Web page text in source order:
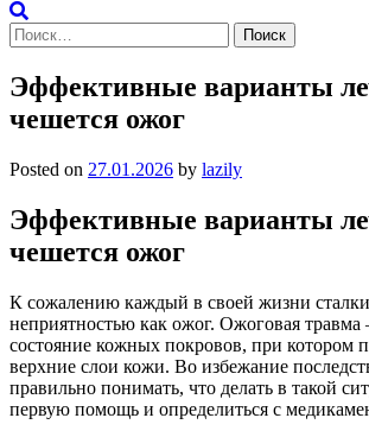
Найти:
Эффективные варианты
чешется ожог
Posted on 27.01.2026 by lazily
Эффективные варианты
чешется ожог
К сожалению каждый в своей жизни
неприятностью как ожог. Ожоговая травма
состояние кожных покровов, при котором
верхние слои кожи. Во избежание
правильно понимать, что делать в такой
первую помощь и определиться с